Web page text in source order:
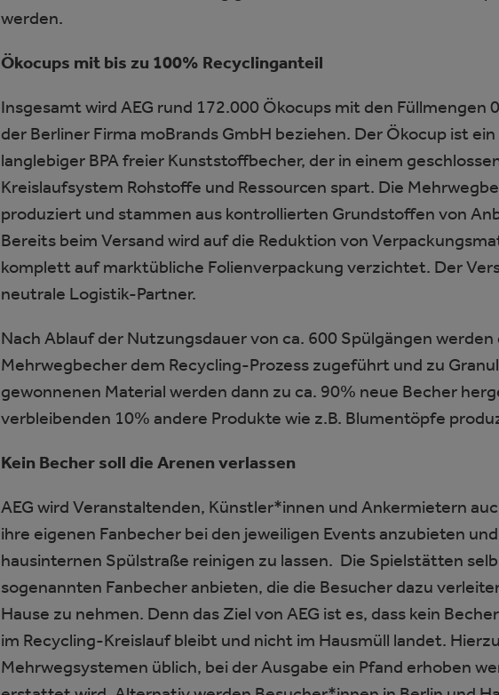
werden.
Ökocups mit bis zu 100% Recyclinganteil
Insgesamt wird AEG rund 172.000 Ökocups mit den Füllmengen
der Berliner Firma moBrands GmbH beziehen. Der Ökocup ist
langlebiger BPA freier Kunststoffbecher, der in einem
Kreislaufsystem Rohstoffe und Ressourcen spart. Die
produziert und stammen aus kontrollierten Grundstoffen von
Bereits beim Versand wird auf die Reduktion von
komplett auf marktübliche Folienverpackung verzichtet. Der
neutrale Logistik-Partner.
Nach Ablauf der Nutzungsdauer von ca. 600 Spülgängen
Mehrwegbecher dem Recycling-Prozess zugeführt und zu
gewonnenen Material werden dann zu ca. 90% neue Becher
verbleibenden 10% andere Produkte wie z.B. Blumentöpfe
Kein Becher soll die Arenen verlassen
AEG wird Veranstaltenden, Künstler*innen und Ankermietern
ihre eigenen Fanbecher bei den jeweiligen Events anzubieten
hausinternen Spülstraße reinigen zu lassen. Die Spielstätten
sogenannten Fanbecher anbieten, die die Besucher dazu
Hause zu nehmen. Denn das Ziel von AEG ist es, dass kein
im Recycling-Kreislauf bleibt und nicht im Hausmüll landet.
Mehrwegsystemen üblich, bei der Ausgabe ein Pfand erhoben